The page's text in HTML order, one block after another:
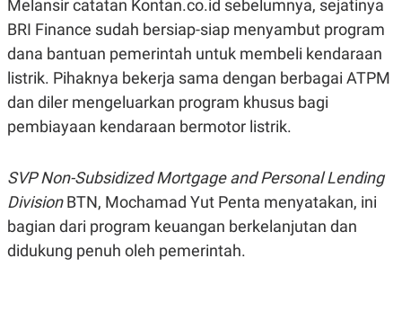
S
T
D
A
T
A
E
S
O
A
N
T
I
U
S
JARINGAN
Melansir catatan Kontan.co.id sebelumnya, sejatinya
BRI Finance sudah bersiap-siap menyambut program
dana bantuan pemerintah untuk membeli kendaraan
listrik. Pihaknya bekerja sama dengan berbagai ATPM
dan diler mengeluarkan program khusus bagi
pembiayaan kendaraan bermotor listrik.
SVP Non-Subsidized Mortgage and Personal Lending
DivisionBTN, Mochamad Yut Penta menyatakan, ini
bagian dari program keuangan berkelanjutan dan
didukung penuh oleh pemerintah.